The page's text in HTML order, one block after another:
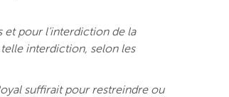
et pour l’interdiction de la
interdiction, selon les
suffirait pour restreindre ou